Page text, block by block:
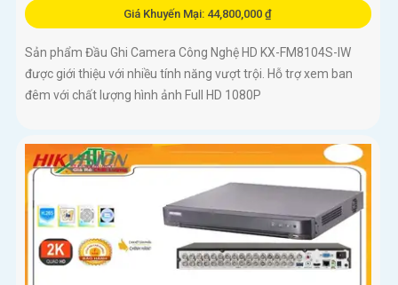
Giá Khuyến Mại: 44,800,000 ₫
Sản phẩm Đầu Ghi Camera Công Nghệ HD KX-FM8104S-IW
được giới thiệu với nhiều tính năng vượt trội. Hỗ trợ xem ban
đêm với chất lượng hình ảnh Full HD 1080P